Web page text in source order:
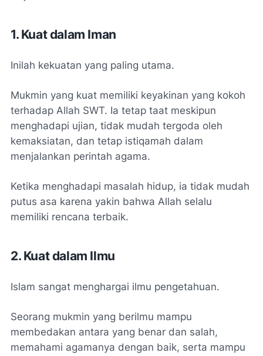
1. Kuat dalam Iman
Inilah kekuatan yang paling utama.
Mukmin yang kuat memiliki keyakinan yang kokoh
terhadap Allah SWT. Ia tetap taat meskipun
menghadapi ujian, tidak mudah tergoda oleh
kemaksiatan, dan tetap istiqamah dalam
menjalankan perintah agama.
Ketika menghadapi masalah hidup, ia tidak mudah
putus asa karena yakin bahwa Allah selalu
memiliki rencana terbaik.
2. Kuat dalam Ilmu
Islam sangat menghargai ilmu pengetahuan.
Seorang mukmin yang berilmu mampu
membedakan antara yang benar dan salah,
memahami agamanya dengan baik, serta mampu